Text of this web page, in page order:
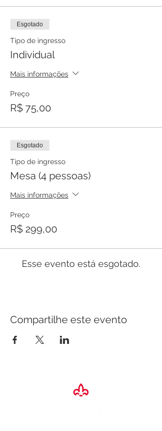
Esgotado
Tipo de ingresso
Individual
Mais informações
Preço
R$ 75,00
Esgotado
Tipo de ingresso
Mesa (4 pessoas)
Mais informações
Preço
R$ 299,00
Esse evento está esgotado.
Compartilhe este evento